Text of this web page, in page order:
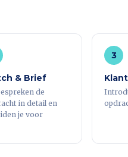
& Brief
de
in detail en
je voor
3